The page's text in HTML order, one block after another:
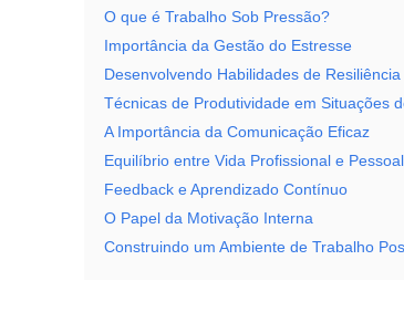
O que é Trabalho Sob Pressão?
Importância da Gestão do Estresse
Desenvolvendo Habilidades de Resiliência
Técnicas de Produtividade em Situações
A Importância da Comunicação Eficaz
Equilíbrio entre Vida Profissional e Pessoal
Feedback e Aprendizado Contínuo
O Papel da Motivação Interna
Construindo um Ambiente de Trabalho